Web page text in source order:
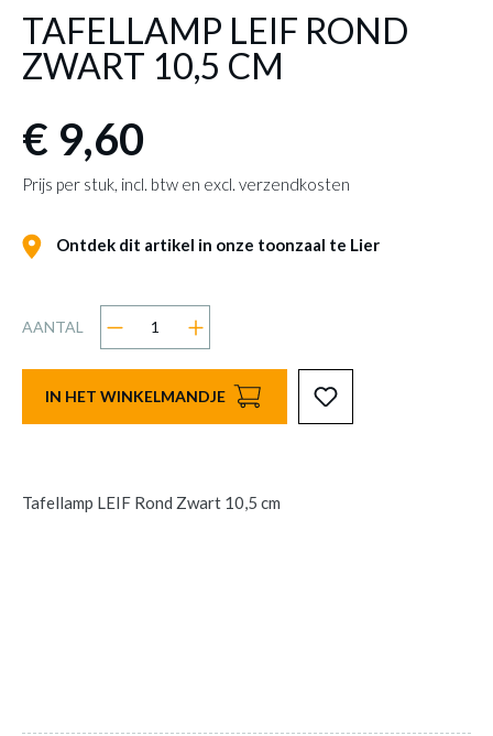
TAFELLAMP LEIF ROND
ZWART 10,5 CM
€ 9,60
Prijs per stuk, incl. btw en excl. verzendkosten
Ontdek dit artikel in onze toonzaal te Lier
AANTAL
IN HET WINKELMANDJE
Tafellamp LEIF Rond Zwart 10,5 cm